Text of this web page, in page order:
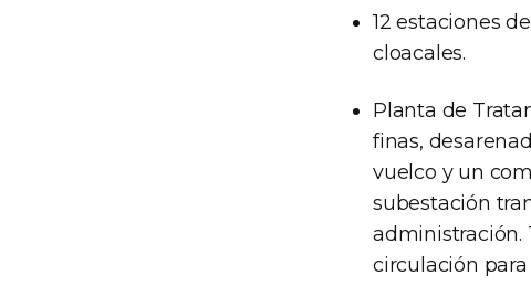
12 estaciones
cloacales.
Planta de
finas,
vuelco y un
subestación
administración.
circulación